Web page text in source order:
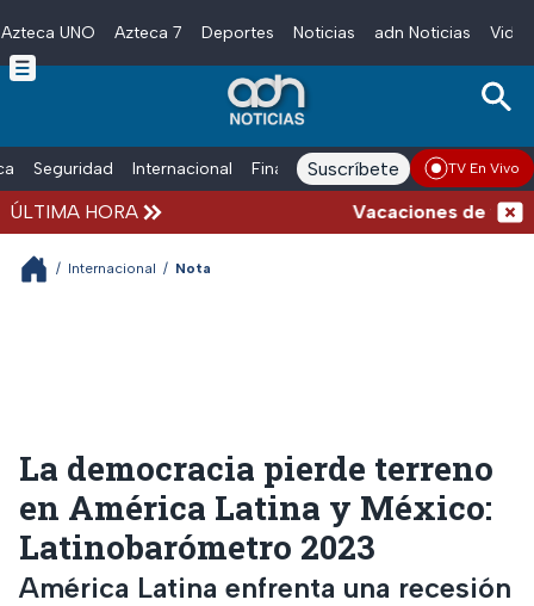
Skip to main content
Azteca UNO Azteca 7 Deportes Noticias adn Noticias
Seguridad Internacional Finanzas adn Noticias Radio
Suscríbete TV En Vivo
ÚLTIMA HORA Vacaciones de
/ Internacional / Nota
La democracia pierde terreno
en América Latina y México:
Latinobarómetro 2023
América Latina enfrenta una recesión